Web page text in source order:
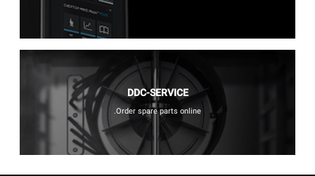
DDC-SERVICE
Order spare parts online.